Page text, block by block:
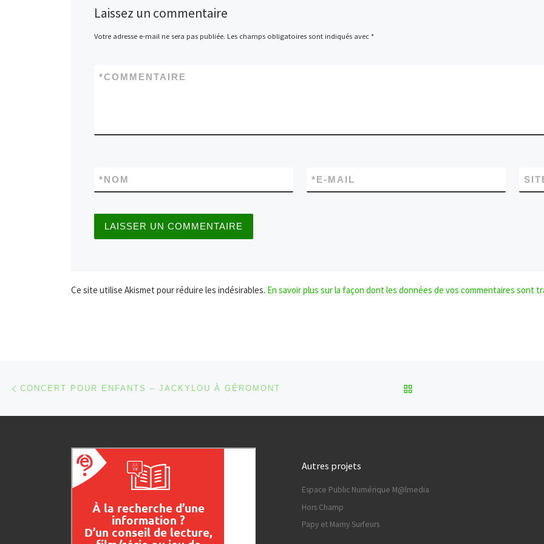
Laissez un commentaire
Votre adresse e-mail ne sera pas publiée. Les champs obligatoires sont indiqués avec *
COMMENTAIRE
*
NOM
* E-MAIL
*
Ce site utilise Akismet pour réduire les indésirables. En savoir plus sur la façon dont les données de vos commentaires sont
Parcourir les articles
CONCERT POUR ENFANTS – JACKYLOU À GÉROMONT
Autres projets
Espace Public Numérique M@lmedia
Hors Champ
Papy et Mamy Surfeurs